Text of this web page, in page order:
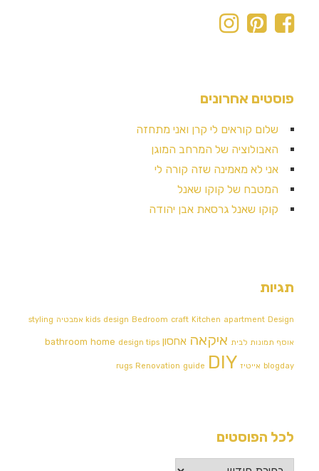
פוסטים אחרונים
שלום קוראים לי קרן ואני מתחזה
האבולוציה של המרחב המוגן
אני לא מאמינה שזה קורה לי
המטבח של קוקו שאנל
קוקו שאנל גרסאת אבן יהודה
תגיות
kids design Bedroom craft Kitchen apartment Design אמבטיה styling
אוסף תמונות לבית איקאה אחסון bathroom home design tips
blogday אייטיז rugs Renovation guide DIY
לכל הפוסטים
לכל